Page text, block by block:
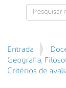
e
i
s
a
P
e
s
Entrada
Geografia,
Critérios de